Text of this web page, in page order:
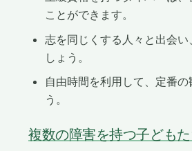
ことができます。
志を同じくする人々と出会
しょう。
自由時間を利用して、定番
う。
複数の障害を持つ子ども